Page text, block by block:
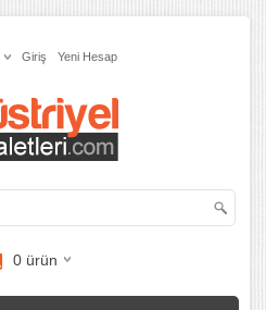
Giriş Yeni Hesap
0ürün